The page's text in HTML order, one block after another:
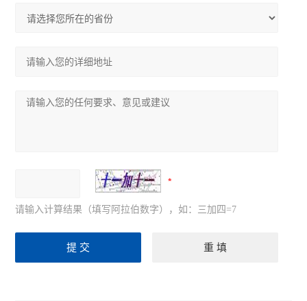
请输入计算结果（填写阿拉伯数字），如：三加四=7